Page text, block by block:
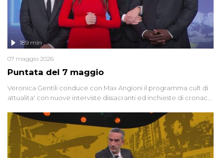
Puntata del 7 maggio
189 min
07 maggio 2026
Veronica Gentili conduce con Max Angioni il programma cult di
attualita' con nuove interviste dissacranti ed inchieste di cronaca